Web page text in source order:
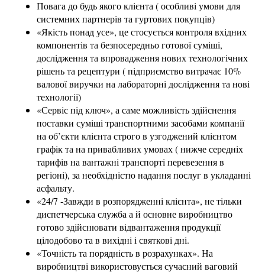
Повага до будь якого клієнта ( особливі умови для
системних партнерів та гуртових покупців)
«Якість понад усе», це стосується контроля вхідних
компонентів та безпосередньо готової суміші,
дослідження та впровадження нових технологічних
рішень та рецептури ( підприємство витрачає 10%
валової виручки на лабораторні дослідження та нові
технології)
«Сервіс під ключ», а саме можливість здійснення
поставки суміші транспортними засобами компанії
на об’єкти клієнта строго в узгоджений клієнтом
графік та на привабливих умовах ( нижче середніх
тарифів на вантажні транспорті перевезення в
регіоні), за необхідністю надання послуг в укладанні
асфальту.
«24/7 -Завжди в розпорядженні клієнта», не тільки
диспетчерська служба а й основне виробництво
готово здійснювати відвантаження продукції
цілодобово та в вихідні і святкові дні.
«Точність та порядність в розрахунках». На
виробництві використовується сучасний ваговий